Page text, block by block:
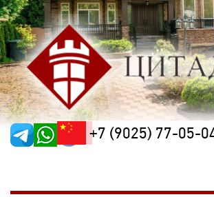
+7 (9025) 77-05-